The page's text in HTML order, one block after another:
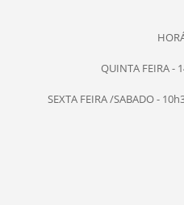
QUINTA FEIRA -
SEXTA FEIRA /SABADO -